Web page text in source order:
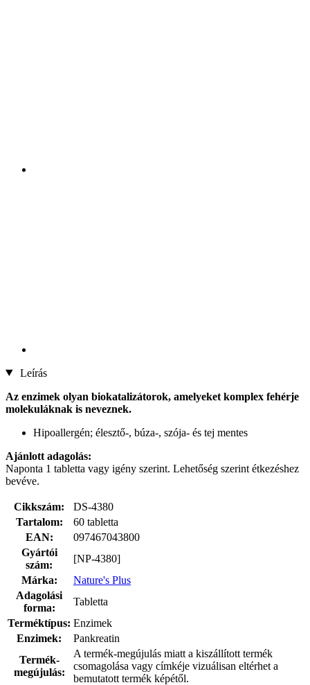
Leírás
Az enzimek olyan biokatalizátorok, amelyeket komplex fehérje
molekuláknak is neveznek.
Hipoallergén; élesztő-, búza-, szója- és tej mentes
Ajánlott adagolás:
Naponta 1 tabletta vagy igény szerint. Lehetőség szerint étkezéshez
bevéve.
Cikkszám:
DS-4380
Tartalom:
60 tabletta
EAN:
097467043800
Gyártói
szám:
[NP-4380]
Márka:
Nature's Plus
Adagolási
forma:
Tabletta
Terméktípus: Enzimek
Enzimek:
Pankreatin
Termék-
megújulás:
A termék-megújulás miatt a kiszállított termék
csomagolása vagy címkéje vizuálisan eltérhet a
bemutatott termék képétől.